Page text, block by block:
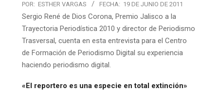
POR: ESTHER VARGAS FECHA: 19 DE JUNIO DE 2011
Sergio René de Dios Corona, Premio Jalisco a la
Trayectoria Periodística 2010 y director de Periodismo
Trasversal, cuenta en esta entrevista para el Centro
de Formación de Periodismo Digital su experiencia
haciendo periodismo digital.
«El reportero es una especie en total extinción»